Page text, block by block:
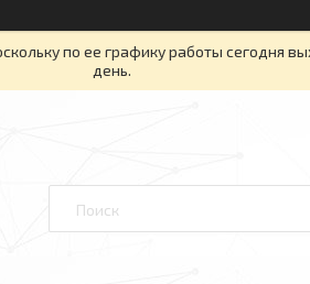
по ее графику работы сегодня
день.